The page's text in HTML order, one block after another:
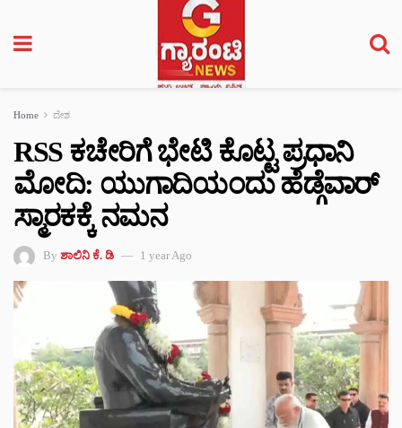
Home ದೇಶ
RSS ಕಚೇರಿಗೆ ಭೇಟಿ ಕೊಟ್ಟ ಪ್ರಧಾನಿ
ಮೋದಿ: ಯುಗಾದಿಯಂದು ಹೆಡ್ಗೆವಾರ್
ಸ್ಮಾರಕಕ್ಕೆ ನಮನ
By ಶಾಲಿನಿ ಕೆ. ಡಿ 1 year Ago